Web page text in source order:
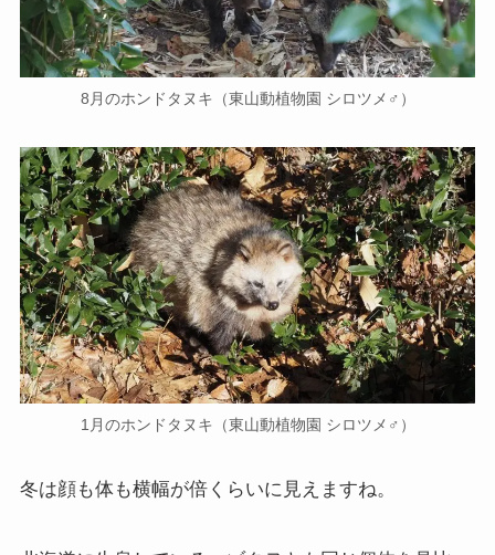
8月のホンドタヌキ（東山動植物園 シロツメ♂）
1月のホンドタヌキ（東山動植物園 シロツメ♂）
冬は顔も体も横幅が倍くらいに見えますね。